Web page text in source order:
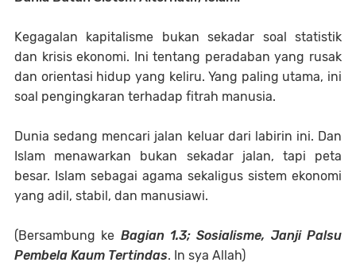
Kegagalan kapitalisme bukan sekadar soal statistik
dan krisis ekonomi. Ini tentang peradaban yang rusak
dan orientasi hidup yang keliru. Yang paling utama, ini
soal pengingkaran terhadap fitrah manusia.
Dunia sedang mencari jalan keluar dari labirin ini. Dan
Islam menawarkan bukan sekadar jalan, tapi peta
besar. Islam sebagai agama sekaligus sistem ekonomi
yang adil, stabil, dan manusiawi.
(Bersambung ke Bagian 1.3; Sosialisme, Janji Palsu
Pembela Kaum Tertindas. In sya Allah)